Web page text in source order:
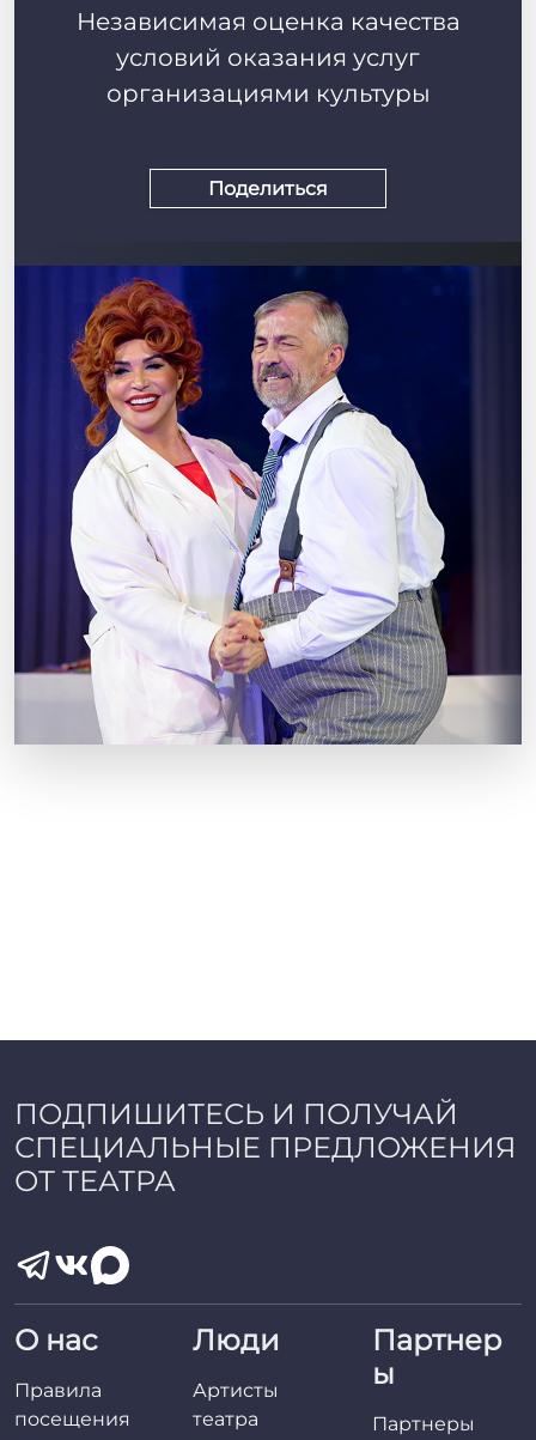
ПОДПИШИТЕСЬ И ПОЛУЧАЙ
СПЕЦИАЛЬНЫЕ ПРЕДЛОЖЕНИЯ
ОТ ТЕАТРА
О нас
Правила
посещения
Люди
Артисты
театра
Партнер
ы
Партнеры